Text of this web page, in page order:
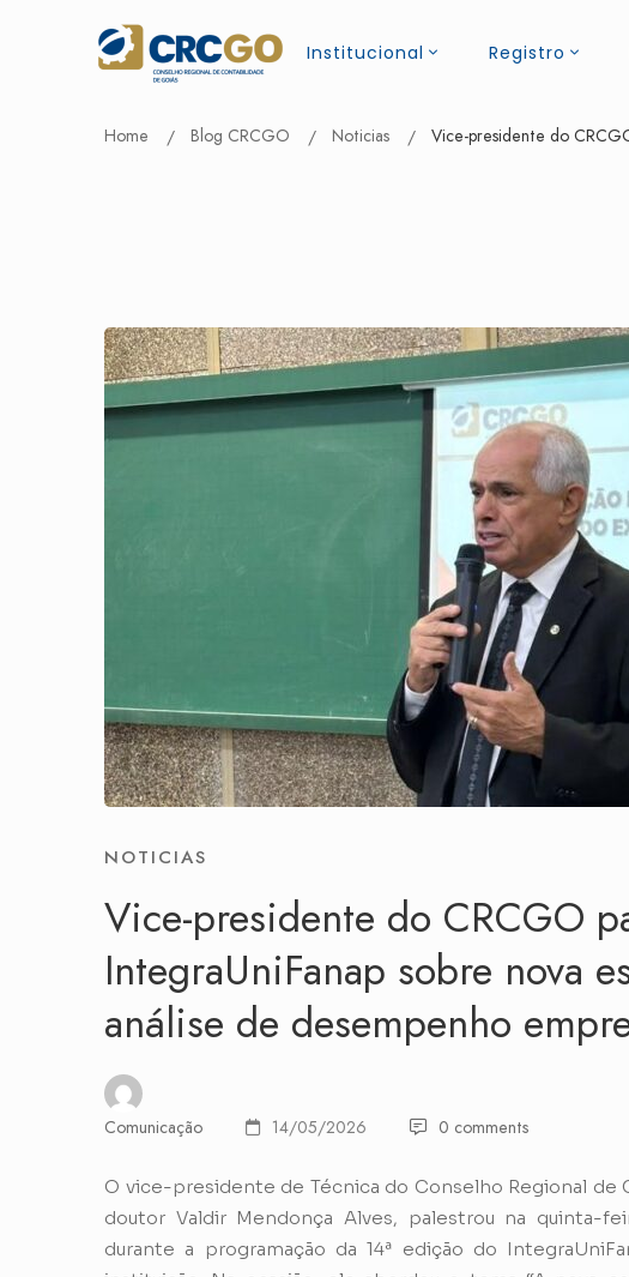
Institucional Registro
Home Blog CRCGO Noticias Vice-presidente do
NOTICIAS
Vice-presidente do CRCGO
IntegraUniFanap sobre nova
análise de desempenho
Comunicação 14/05/2026 0 comments
O vice-presidente de Técnica do Conselho Regional de
doutor Valdir Mendonça Alves, palestrou na quinta-
durante a programação da 14ª edição do